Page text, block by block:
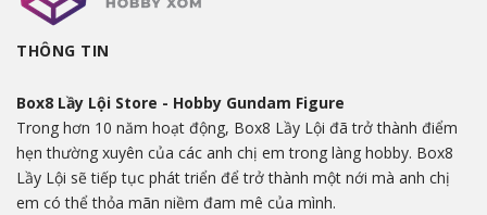
THÔNG TIN
Box8 Lầy Lội Store - Hobby Gundam Figure
Trong hơn 10 năm hoạt động, Box8 Lầy Lội đã trở thành điểm
hẹn thường xuyên của các anh chị em trong làng hobby. Box8
Lầy Lội sẽ tiếp tục phát triển để trở thành một nới mà anh chị
em có thể thỏa mãn niềm đam mê của mình.